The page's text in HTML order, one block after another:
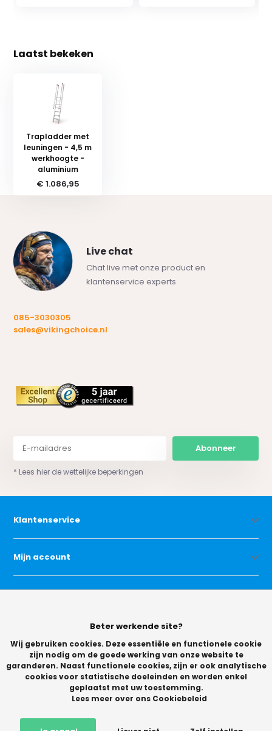
Laatst bekeken
Trapladder met
leuningen - 4,5 m
werkhoogte -
aluminium
€ 1.086,95
Live chat
Chat live met onze product en
klantenservice experts
085-3030305
sales@vikingchoice.nl
Abonneer
* Lees hier de wettelijke beperkingen
Klantenservice
Mijn account
Categorieën
Beter werkende site?
Wij gebruiken cookies. Deze essentiële en functionele cookie
zijn nodig om de goede werking van onze website te
garanderen. Naast functionele cookies, zijn er ook analytische
cookies voor statistische doeleinden en worden enkel
geplaatst met uw toestemming.
Lees meer over ons Cookiebeleid